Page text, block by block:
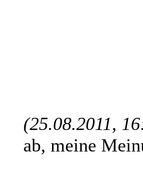
(25.08.2011,
ab, meine